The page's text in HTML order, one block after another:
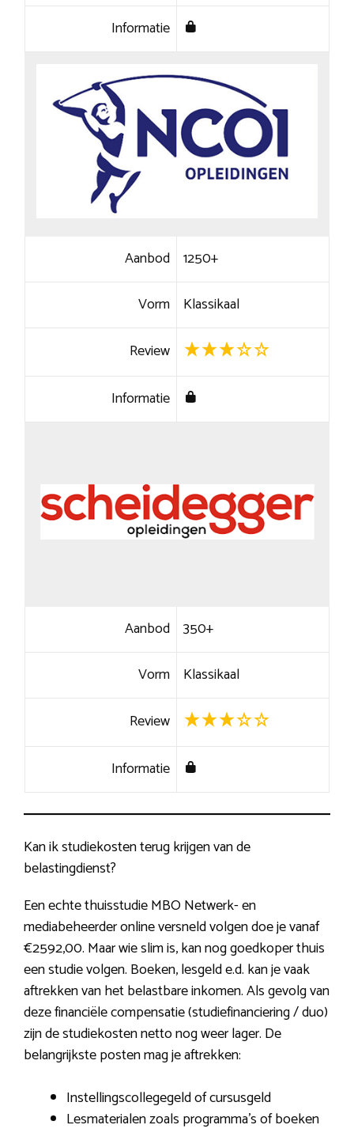
Informatie
Aanbod 1250+
Vorm Klassikaal
Review
Informatie
Aanbod 350+
Vorm Klassikaal
Review
Informatie
Kan ik studiekosten terug krijgen van de
belastingdienst?
Een echte thuisstudie MBO Netwerk- en
mediabeheerder online versneld volgen doe je vanaf
€2592,00. Maar wie slim is, kan nog goedkoper thuis
een studie volgen. Boeken, lesgeld e.d. kan je vaak
aftrekken van het belastbare inkomen. Als gevolg van
deze financiële compensatie (studiefinanciering / duo)
zijn de studiekosten netto nog weer lager. De
belangrijkste posten mag je aftrekken:
Instellingscollegegeld of cursusgeld
Lesmaterialen zoals programma’s of boeken